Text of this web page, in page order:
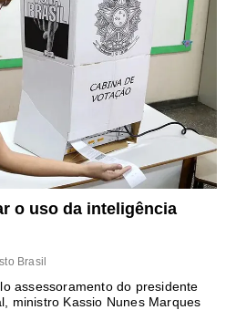
o uso da inteligência
Brasil
assessoramento do presidente
ministro Kassio Nunes Marques